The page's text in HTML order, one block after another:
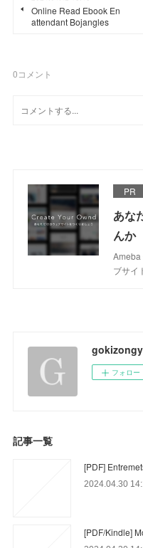
Online Read Ebook En
attendant Bojangles
0コメント
PR
あな
んか
Ameba
ブサイ
フォロー
記事一覧
[PDF]
2024.04.30
[PDF/Kindle]